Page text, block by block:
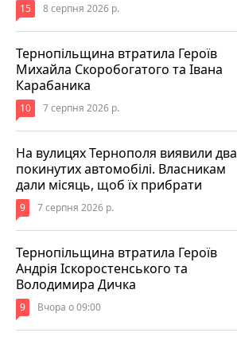
15 8 серпня 2026 р.
Тернопільщина втратила Героїв
Михайла Скоробогатого та Івана
Карабаника
10 7 серпня 2026 р.
На вулицях Тернополя виявили два
покинутих автомобілі. Власникам
дали місяць, щоб їх прибрати
9 7 серпня 2026 р.
Тернопільщина втратила Героїв
Андрія Іскоростенського та
Володимира Дичка
9 Вчора о 09:00